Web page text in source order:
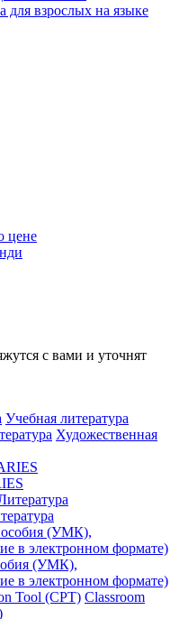
для взрослых на языке
цене
с вами и уточнят
Учебная литература
Художественная
(УМК),
в электронном формате)
Classroom